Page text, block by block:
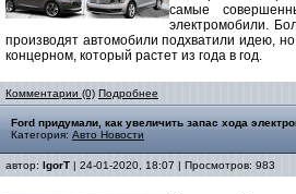
самые
электромобили.
производят автомобили подхватили идею, но
концерном, который растет из года в год.
Комментарии (0) Подробнее
Ford придумали, как увеличить запас хода
Категория: Авто Новости
автор: IgorT | 24-01-2020, 18:07 | Просмотров: 983